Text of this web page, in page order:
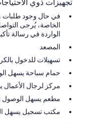
تجهيزات ذوي
في حال وجود طلبات
الخاصة، يُرجى
الواردة في رسالة
المصعد
تسهيلات للدخول
حمام سباحة يسهل
مركز لرجال الأعمال
مطعم يسهل الوصول
مكتب تسجيل يسهل